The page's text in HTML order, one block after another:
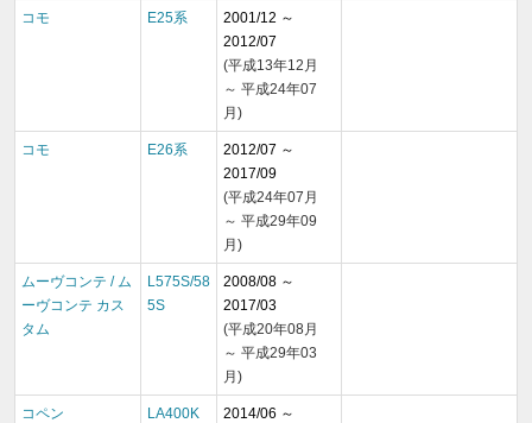
コモ E25系
2001/12 ～
2012/07
(平成13年12月
～ 平成24年07
月)
コモ E26系
2012/07 ～
2017/09
(平成24年07月
～ 平成29年09
月)
ムーヴコンテ / ム
ーヴコンテ カス
タム
L575S/58
5S
2008/08 ～
2017/03
(平成20年08月
～ 平成29年03
月)
コペン
LA400K
2014/06 ～